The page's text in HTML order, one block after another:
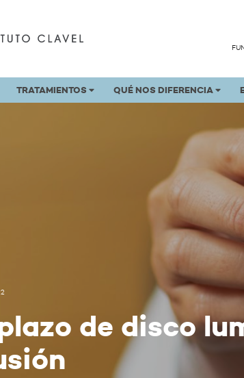
TRATAMIENTOS QUÉ NOS DIFERENCIA
de disco